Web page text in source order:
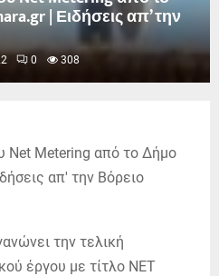
| Ειδήσεις απ’ την
0 308
την τελική
έργου με τίτλο NET